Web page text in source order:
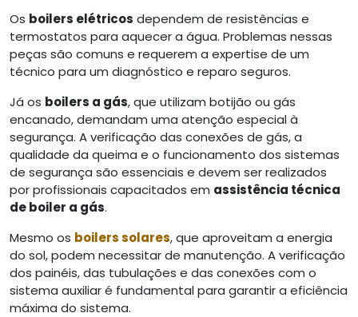
Os boilers elétricos dependem de resistências e
termostatos para aquecer a água. Problemas nessas
peças são comuns e requerem a expertise de um
técnico para um diagnóstico e reparo seguros.
Já os boilers a gás, que utilizam botijão ou gás
encanado, demandam uma atenção especial à
segurança. A verificação das conexões de gás, a
qualidade da queima e o funcionamento dos sistemas
de segurança são essenciais e devem ser realizados
por profissionais capacitados em assistência técnica
de boiler a gás.
Mesmo os boilers solares, que aproveitam a energia
do sol, podem necessitar de manutenção. A verificação
dos painéis, das tubulações e das conexões com o
sistema auxiliar é fundamental para garantir a eficiência
máxima do sistema.